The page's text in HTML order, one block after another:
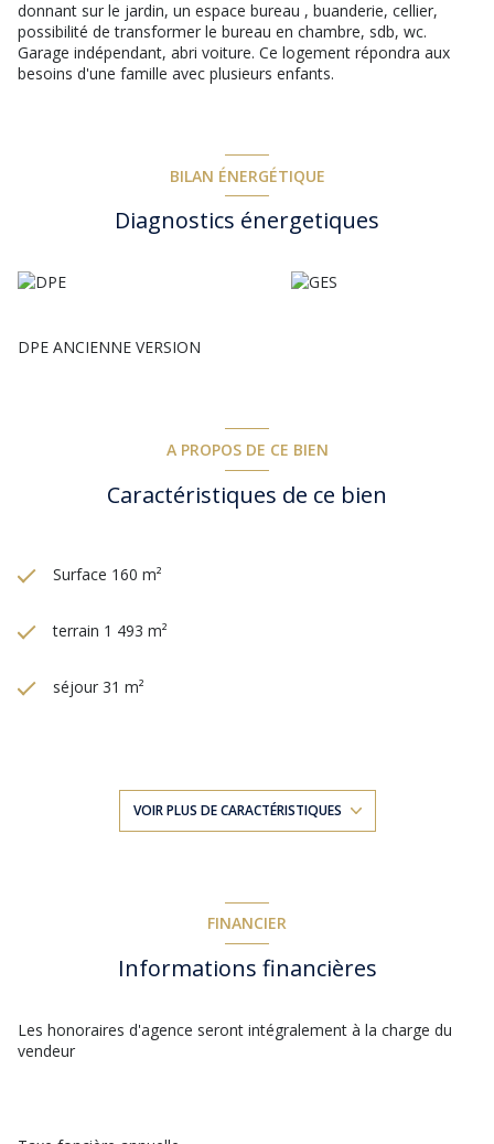
donnant sur le jardin, un espace bureau , buanderie, cellier,
possibilité de transformer le bureau en chambre, sdb, wc.
Garage indépendant, abri voiture. Ce logement répondra aux
besoins d'une famille avec plusieurs enfants.
BILAN ÉNERGÉTIQUE
Diagnostics énergetiques
DPE ANCIENNE VERSION
A PROPOS DE CE BIEN
Caractéristiques de ce bien
Surface 160 m²
terrain 1 493 m²
séjour 31 m²
Chauffage individuel : radiateur (electrique)
1 garage(s)
exposition Sud-Ouest
VOIR PLUS DE CARACTÉRISTIQUES
FINANCIER
Informations financières
Les honoraires d'agence seront intégralement à la charge du
vendeur